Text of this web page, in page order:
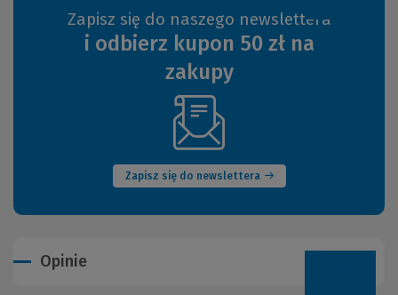
Zapisz się do naszego newslettera
i odbierz kupon 50 zł na
zakupy
Zapisz się do newslettera
(Nowe
okno)
Opinie